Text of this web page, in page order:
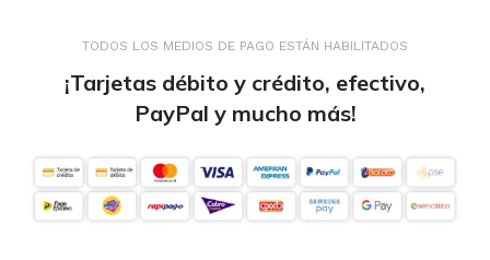
TODOS LOS MEDIOS DE PAGO ESTÁN HABILITADOS
¡Tarjetas débito y crédito, efectivo,
PayPal y mucho más!